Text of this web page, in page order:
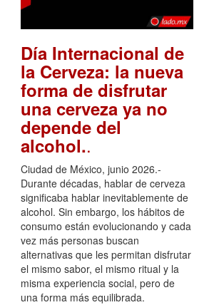
Día Internacional de
la Cerveza: la nueva
forma de disfrutar
una cerveza ya no
depende del
alcohol..
Ciudad de México, junio 2026.-
Durante décadas, hablar de cerveza
significaba hablar inevitablemente de
alcohol. Sin embargo, los hábitos de
consumo están evolucionando y cada
vez más personas buscan
alternativas que les permitan disfrutar
el mismo sabor, el mismo ritual y la
misma experiencia social, pero de
una forma más equilibrada.